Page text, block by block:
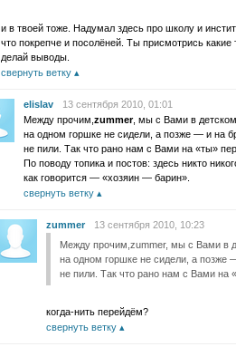
и в твоей тоже. Надумал здесь про школу и
что покрепче и посолёней. Ты присмотрись
делай выводы.
свернуть ветку
elislav
13 сентября 2010, 01:01
Между прочим, zummer, мы с Вами в
на одном горшке не сидели, а позже — и на
не пили. Так что рано нам с Вами на «ты»
По поводу топика и постов: здесь никто
как говорится — «хозяин — барин».
свернуть ветку
zummer
13 сентября 2010, 10:23
Между прочим,zummer, мы с Вами в
на одном горшке не сидели, а позже
не пили. Так что рано нам с Вами на
когда-нить перейдём?
свернуть ветку